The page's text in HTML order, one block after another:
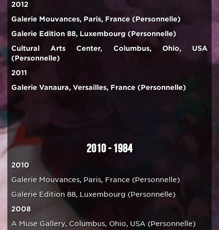
2012
Galerie Mouvances, Paris, France (Personnelle)
Galerie Edition 88, Luxembourg (Personnelle)
Cultural Arts Center, Columbus, Ohio, USA
(Personnelle)
2011
Galerie Vanaura, Versailles, France (Personnelle)
2010 - 1984
2010
Galerie Mouvances, Paris, France (Personnelle)
Galerie Edition 88, Luxembourg (Personnelle)
2008
A Muse Gallery, Columbus, Ohio, USA (Personnelle)